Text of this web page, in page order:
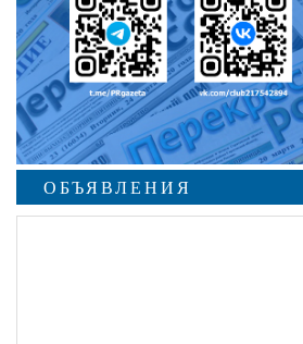
ОБЪЯВЛЕНИЯ